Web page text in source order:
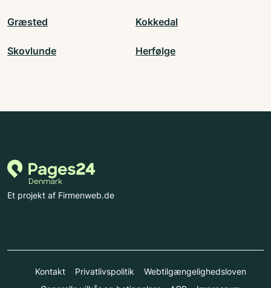
Græsted Kokkedal
Skovlunde Herfølge
Et projekt af Firmenweb.de
Kontakt Privatlivspolitik
Webtilgængelighedsloven